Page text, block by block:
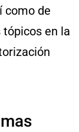
como de
en la